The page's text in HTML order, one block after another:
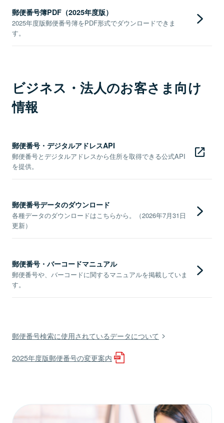
郵便番号簿PDF（2025年度版）
2025年度版郵便番号簿をPDF形式でダウンロードできま
す。
ビジネス・法人のお客さま向け
情報
郵便番号・デジタルアドレスAPI
郵便番号とデジタルアドレスから住所を取得できる公式API
を提供。
郵便番号データのダウンロード
各種データのダウンロードはこちらから。（2026年7月31日
更新）
郵便番号・バーコードマニュアル
郵便番号や、バーコードに関するマニュアルを掲載していま
す。
郵便番号検索に使用されているデータについて
2025年度版郵便番号の変更案内